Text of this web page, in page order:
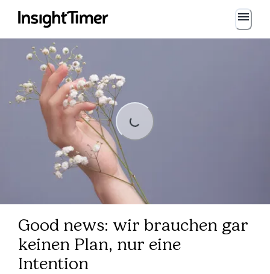
Loading...
Loading...
Good news: wir brauchen gar
keinen Plan, nur eine
Intention